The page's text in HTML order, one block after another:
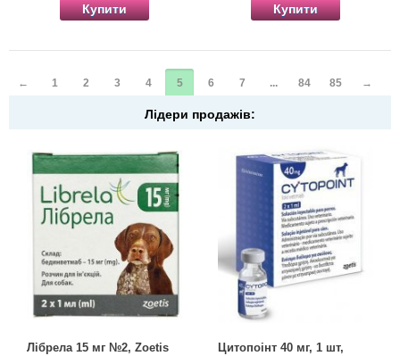
Купити Купити
← 1 2 3 4 5 6 7 ... 84 85 →
Лідери продажів:
Лібрела 15 мг №2, Zoetis
Цитопоінт 40 мг, 1 шт,